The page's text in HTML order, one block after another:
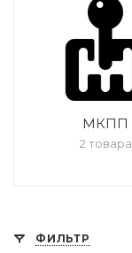
МКПП
2 товара
ФИЛЬТР